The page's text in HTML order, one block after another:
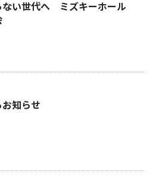
ない世代へ ミズキーホール
知らせ